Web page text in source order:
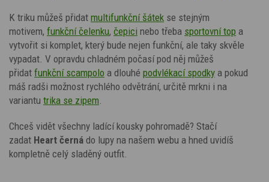
K triku můžeš přidat multifunkční šátek se stejným
motivem, funkční čelenku, čepici nebo třeba sportovní top a
vytvořit si komplet, který bude nejen funkční, ale taky skvěle
vypadat. V opravdu chladném počasí pod něj můžeš
přidat funkční scampolo a dlouhé podvlékací spodky a pokud
máš radši možnost rychlého odvětrání, určitě mrkni i na
variantu trika se zipem
Chceš vidět všechny ladící kousky pohromadě? Stačí
zadat Heart černá do lupy na našem webu a hned uvidíš
kompletně celý sladěný outfit.